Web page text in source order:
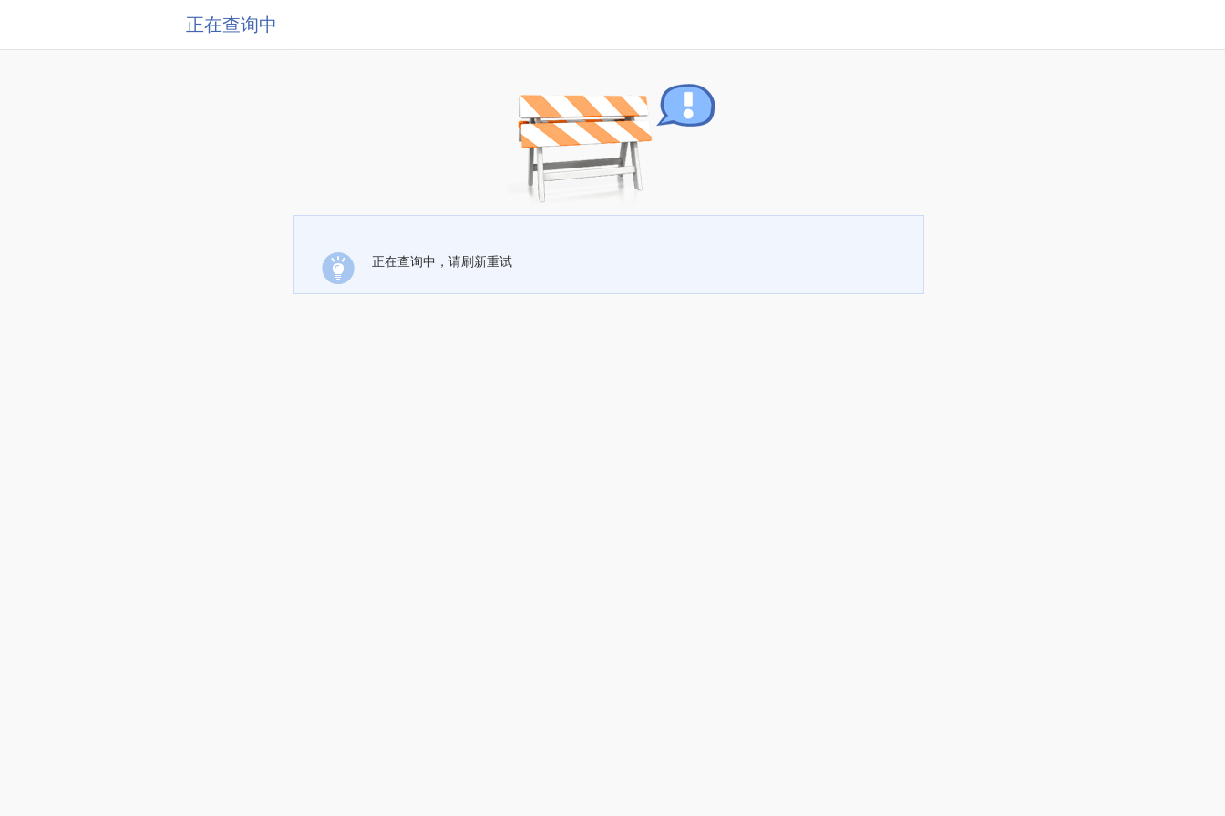
正在查询中
正在查询中，请刷新重试